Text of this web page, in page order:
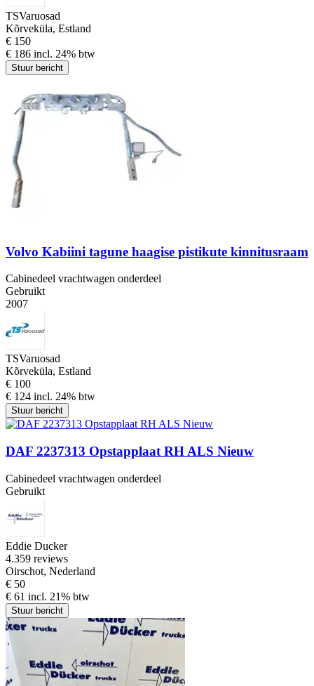
TSVaruosad
Kõrveküla, Estland
€ 150
€ 186 incl. 24% btw
Stuur bericht
Volvo Kabiini tagune haagise pistikute kinnitusraam
Cabinedeel vrachtwagen onderdeel
Gebruikt
2007
TSVaruosad
Kõrveküla, Estland
€ 100
€ 124 incl. 24% btw
Stuur bericht
DAF 2237313 Opstapplaat RH ALS Nieuw
Cabinedeel vrachtwagen onderdeel
Gebruikt
Eddie Ducker
4.359 reviews
Oirschot, Nederland
€ 50
€ 61 incl. 21% btw
Stuur bericht